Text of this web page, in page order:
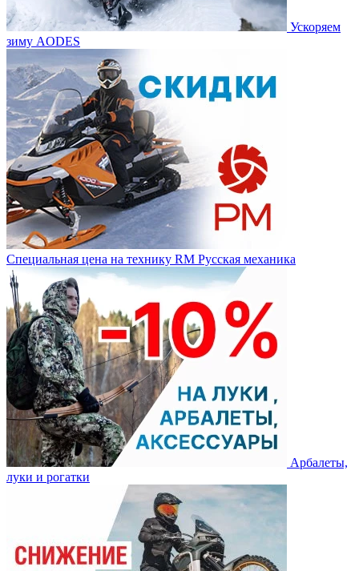
Ускоряем
зиму AODES
Специальная цена на технику RM Русская механика
Арбалеты,
луки и рогатки